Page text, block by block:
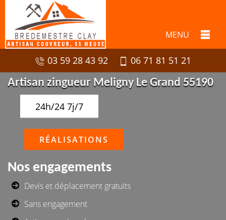
MENU
03 59 28 43 92
06 71 81 51 21
Artisan zingueur Meligny Le Grand 55190
24h/24 7j/7
RÉALISATIONS
Nos engagements
Devis et déplacement gratuits
Sans engagement